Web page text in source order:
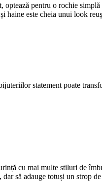
pentru o rochie simplă
este cheia unui look
statement poate
cu mai multe stiluri de
să adauge totuși un strop